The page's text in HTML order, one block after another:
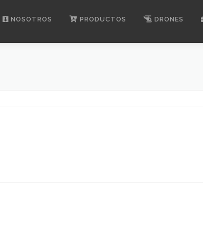
NOSOTROS PRODUCTOS DRONES